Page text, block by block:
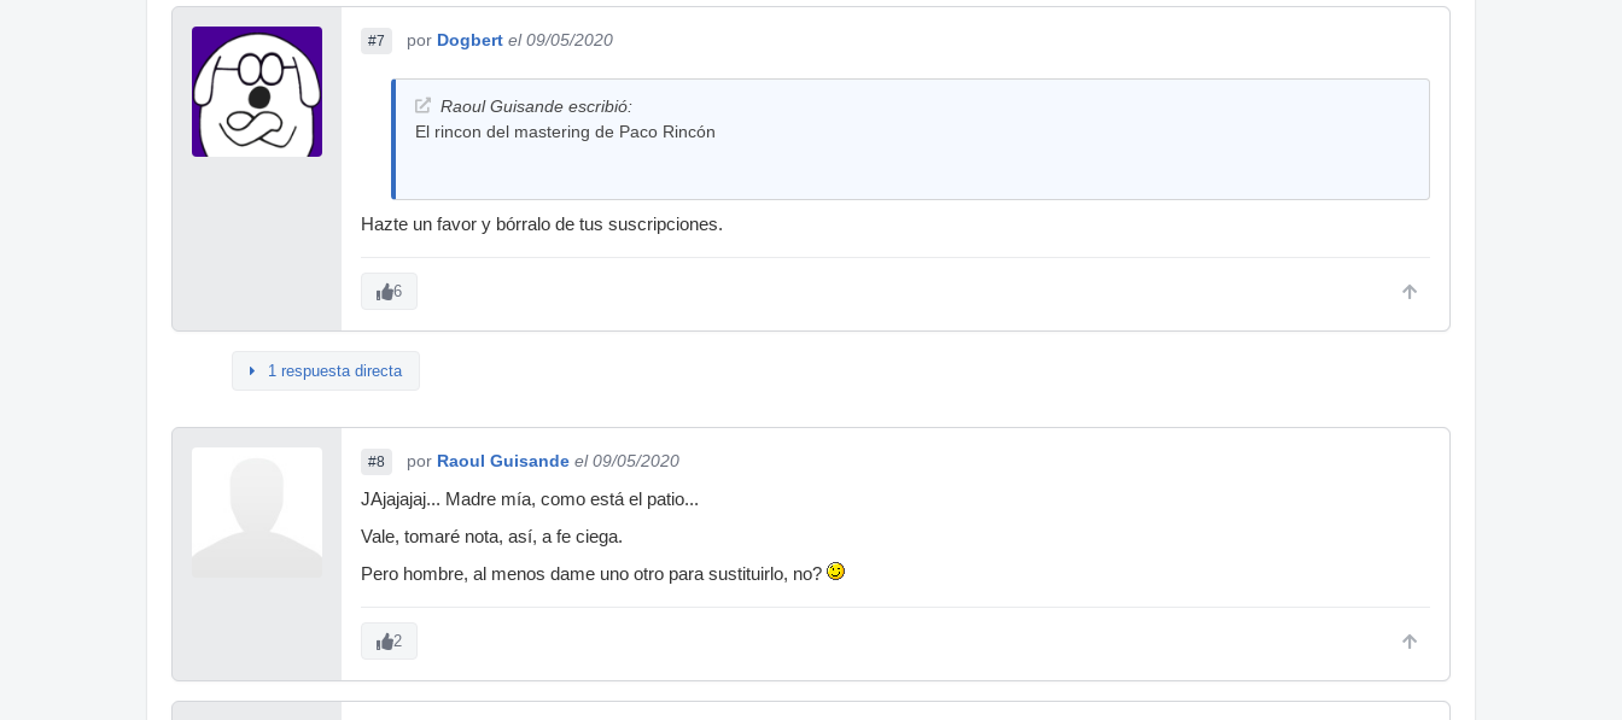
#7 por Dogbert el 09/05/2020
Raoul Guisande escribió:
El rincon del mastering de Paco Rincón
Hazte un favor y bórralo de tus suscripciones.
6
1 respuesta directa
#8 por Raoul Guisande el 09/05/2020
JAjajajaj... Madre mía, como está el patio...
Vale, tomaré nota, así, a fe ciega.
Pero hombre, al menos dame uno otro para sustituirlo, no?
2